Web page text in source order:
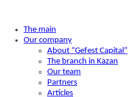
The main
Our company
About “Gefest Capital”
The branch in Kazan
Our team
Partners
Articles